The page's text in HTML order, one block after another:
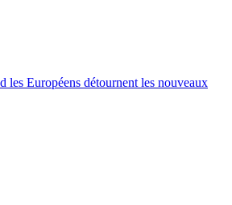
les Européens détournent les nouveaux